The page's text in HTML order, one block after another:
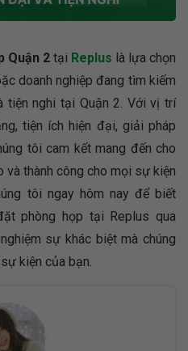
Quận 2 tại Replus là lựa chọn
doanh nghiệp đang tìm kiếm
tiện nghi tại Quận 2. Với vị trí
tiện ích hiện đại, giải pháp
tôi cam kết mang đến cho
và thành công cho mọi sự kiện
tôi ngay hôm nay để biết
phòng họp tại Replus qua
sự khác biệt mà chúng
kiện của bạn.